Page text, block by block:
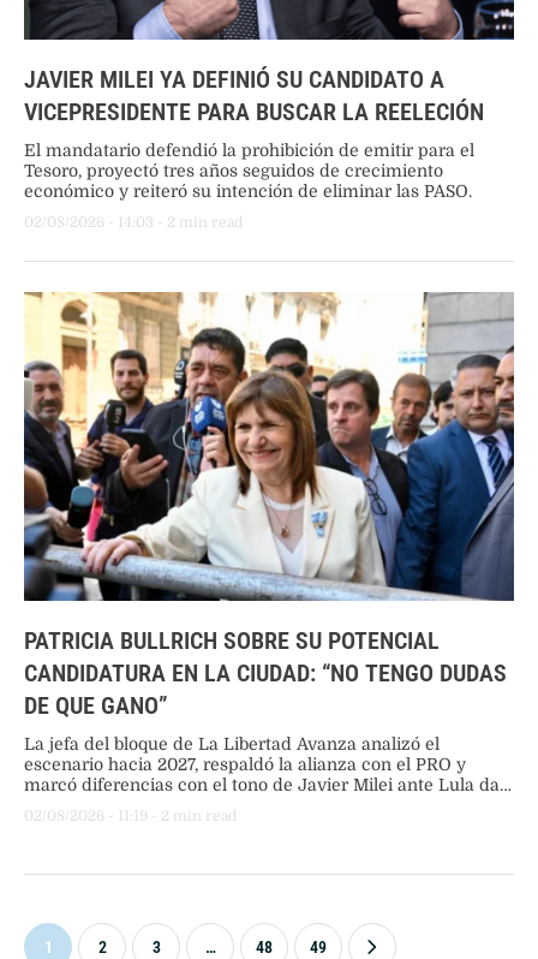
JAVIER MILEI YA DEFINIÓ SU CANDIDATO A
VICEPRESIDENTE PARA BUSCAR LA REELECIÓN
El mandatario defendió la prohibición de emitir para el
Tesoro, proyectó tres años seguidos de crecimiento
económico y reiteró su intención de eliminar las PASO.
02/08/2026 - 14:03 - 2 min read
PATRICIA BULLRICH SOBRE SU POTENCIAL
CANDIDATURA EN LA CIUDAD: “NO TENGO DUDAS
DE QUE GANO”
La jefa del bloque de La Libertad Avanza analizó el
escenario hacia 2027, respaldó la alianza con el PRO y
marcó diferencias con el tono de Javier Milei ante Lula da
02/08/2026 - 11:19 - 2 min read
1 2 3 … 48 49